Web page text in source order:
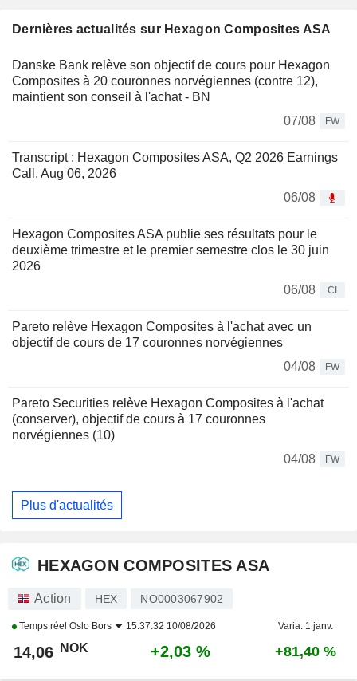
Dernières actualités sur Hexagon Composites ASA
Danske Bank relève son objectif de cours pour Hexagon
Composites à 20 couronnes norvégiennes (contre 12),
maintient son conseil à l'achat - BN
07/08
FW
Transcript : Hexagon Composites ASA, Q2 2026 Earnings
Call, Aug 06, 2026
06/08
Hexagon Composites ASA publie ses résultats pour le
deuxième trimestre et le premier semestre clos le 30 juin
2026
06/08
CI
Pareto relève Hexagon Composites à l'achat avec un
objectif de cours de 17 couronnes norvégiennes
04/08
FW
Pareto Securities relève Hexagon Composites à l'achat
(conserver), objectif de cours à 17 couronnes
norvégiennes (10)
04/08
FW
Plus d'actualités
HEXAGON COMPOSITES ASA
Action HEX NO0003067902
Temps réel Oslo Bors 15:37:32 10/08/2026 Varia. 1 janv.
14,06 NOK +2,03 % +81,40 %